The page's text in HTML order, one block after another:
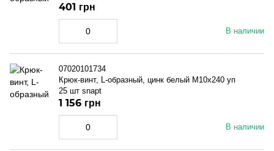
В наличии
401 грн
07020101734
Крюк-винт, L-образный, цинк белый M10x240 уп
25 шт snapt
В наличии
1 156 грн